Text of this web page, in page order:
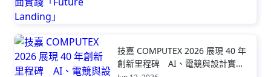
技嘉 COMPUTEX 2026 展現 40 年
創新里程碑 AI、電競與設計實力